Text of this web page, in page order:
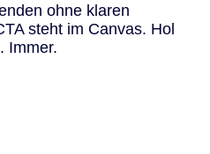
ohne klaren
steht im Canvas. Hol
Immer.